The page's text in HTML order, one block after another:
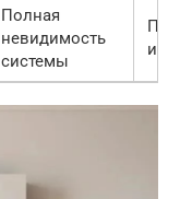
Полная
невидимость
системы